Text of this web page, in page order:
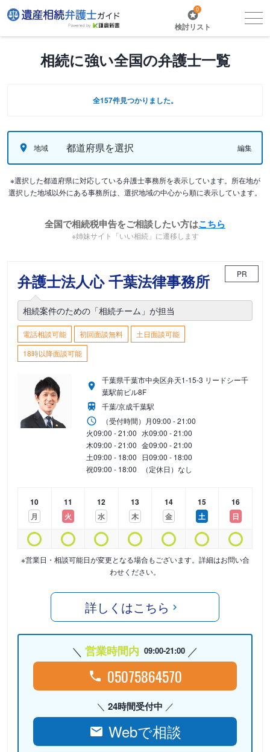
0
検討リスト
相続に強い全国の弁護士一覧
全157件見つかりました。
地域 都道府県を選択 編集
※選択した都道府県に対応している弁護士事務所を表示しています。所在地が
選択した地域以外にある事務所は、選択地域の中心から順に表示しています。
全国で相続税申告をご相談したい方はこちら
※姉妹サイト「いい相続」に遷移します
弁護士法人心 千葉法律事務所 PR
相続案件のための「相続チーム」が担当
電話相談可能 初回面談無料
土日面談可能
18時以降面談可能
千葉県千葉市中央区弁天1-15-3 リードシー千
葉駅前ビル8F
千葉/京成千葉駅
（受付時間） 月09:00 - 21:00
火09:00 - 21:00 水09:00 - 21:00
木09:00 - 21:00 金09:00 - 21:00
土09:00 - 18:00 日09:00 - 18:00
祝09:00 - 18:00 （定休日）なし
10
月
11
火
12
水
13
木
14
金
15
土
16
日
※営業日・相談可能日が変更となる場合もございます。詳細はお問い合
わせください。
詳しくはこちら
営業時間内 09:00-21:00
05075864570
24時間受付中
Webで相談